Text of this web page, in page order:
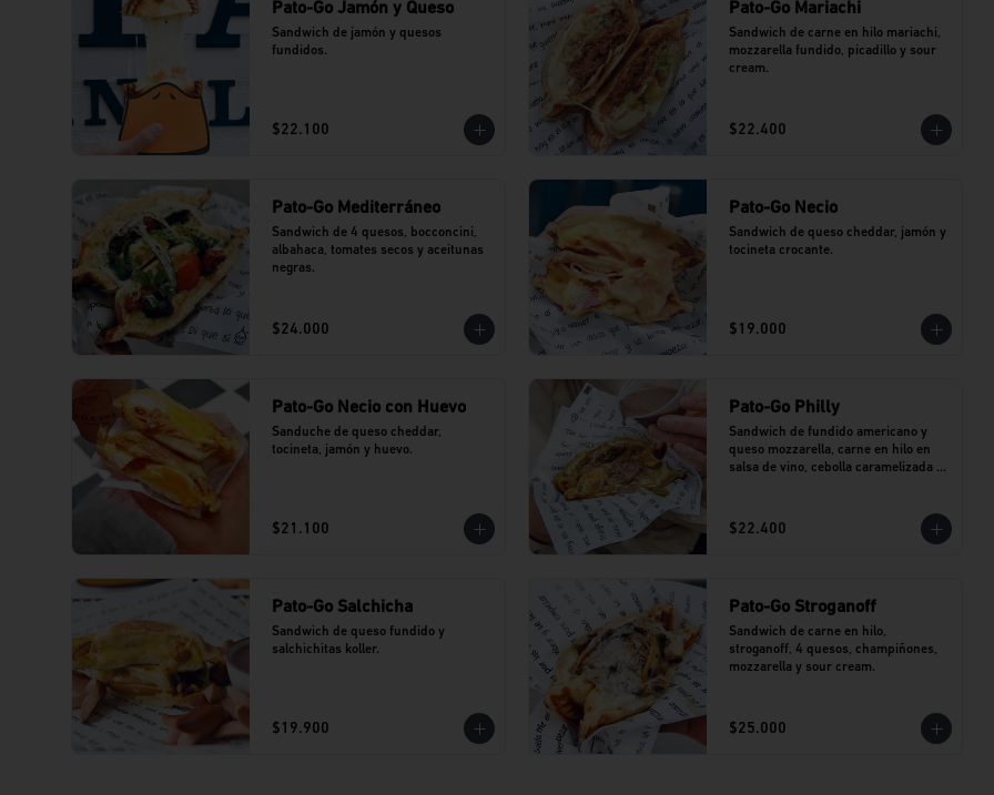
Pato-Go Jamón y Queso
Sandwich de jamón y quesos
fundidos.
$22.100
Pato-Go Mariachi
Sandwich de carne en hilo mariachi,
mozzarella fundido, picadillo y sour
cream.
$22.400
Pato-Go Mediterráneo
Sandwich de 4 quesos, bocconcini,
albahaca, tomates secos y aceitunas
negras.
$24.000
Pato-Go Necio
Sandwich de queso cheddar, jamón y
tocineta crocante.
$19.000
Pato-Go Necio con Huevo
Sanduche de queso cheddar,
tocineta, jamón y huevo.
$21.100
Pato-Go Philly
Sandwich de fundido americano y
queso mozzarella, carne en hilo en
salsa de vino, cebolla caramelizada y
$22.400
Pato-Go Salchicha
Sandwich de queso fundido y
salchichitas koller.
$19.900
Pato-Go Stroganoff
Sandwich de carne en hilo,
stroganoff, 4 quesos, champiñones,
mozzarella y sour cream.
$25.000